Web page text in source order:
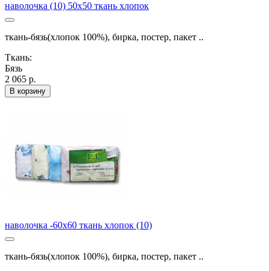
наволочка (10) 50х50 ткань хлопок
ткань-бязь(хлопок 100%), бирка, постер, пакет ..
Ткань:
Бязь
2 065 р.
В корзину
наволочка -60х60 ткань хлопок (10)
ткань-бязь(хлопок 100%), бирка, постер, пакет ..